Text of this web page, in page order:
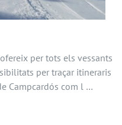
per tots els vessants
per traçar itineraris
Campcardós com l …